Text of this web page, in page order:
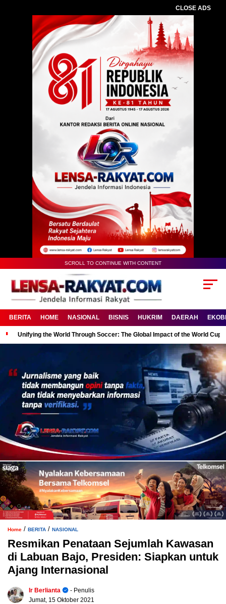
CLOSE ADS
SCROLL TO CONTINUE WITH CONTENT
BERITA HOME NASIONAL BISNIS HUKRIM DAERAH
Unifying the World Through Soccer: The Global Impact of the World Cup
Home / BERITA / NASIONAL
Resmikan Penataan Sejumlah Kawasan
di Labuan Bajo, Presiden: Siapkan untuk
Ajang Internasional
Ir Berlianta
- Penulis
Jumat, 15 Oktober 2021